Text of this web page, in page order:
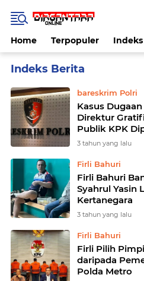
Home Terpopuler Indeks
bareskrim Polri
Kasus
Direktur
Publik KPK
3 tahun yang lalu
Firli Bahuri
Firli Bahuri
Syahrul Yasin
Kertanegara
3 tahun yang lalu
Firli Bahuri
Firli Pilih
daripada
Polda Metro